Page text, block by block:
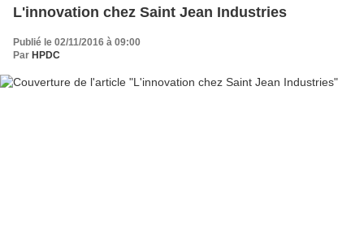
L'innovation chez Saint Jean Industries
Publié le 02/11/2016 à 09:00
Par HPDC